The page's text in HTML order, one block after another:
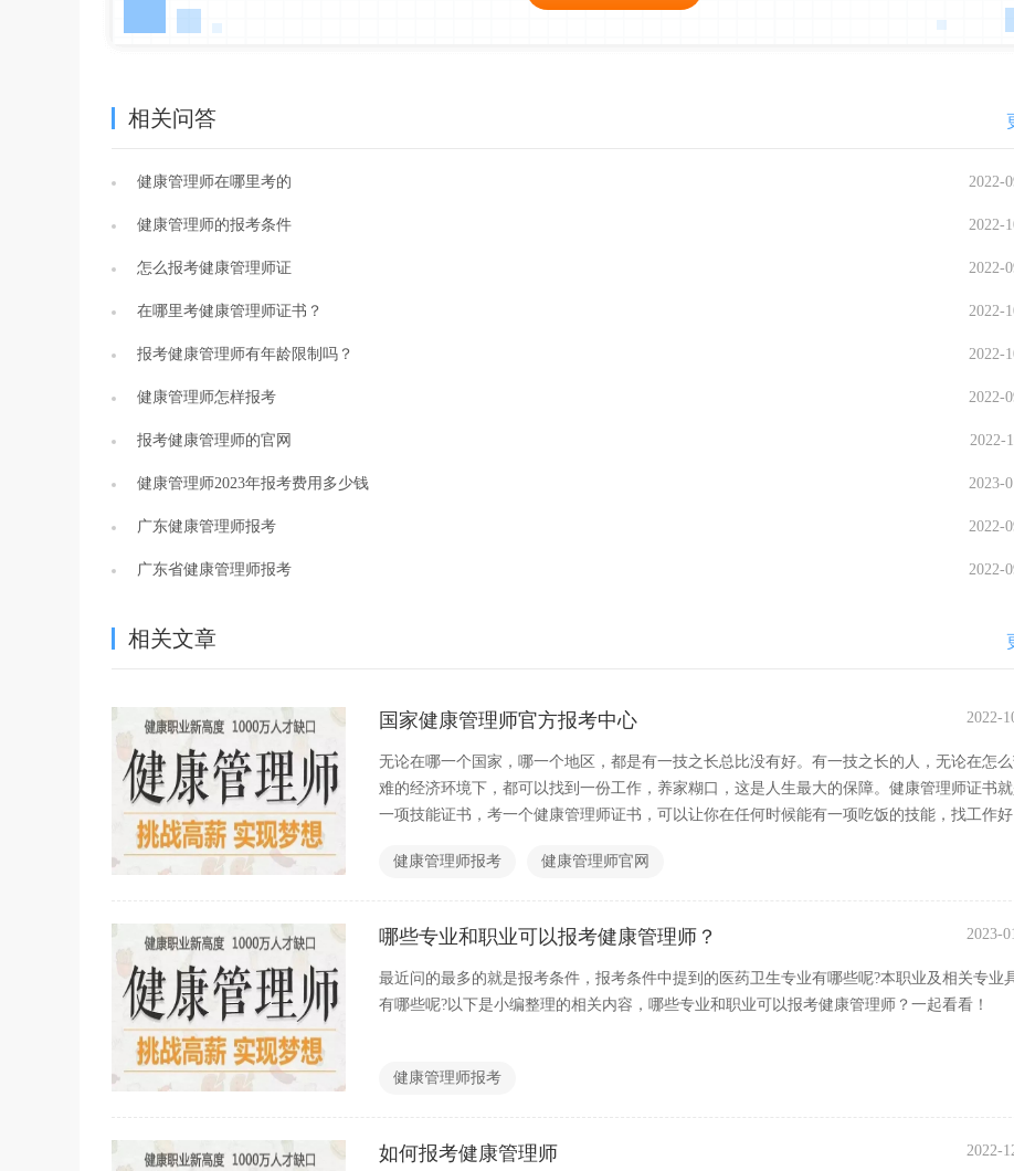
相关问答
健康管理师在哪里考的 2022-
健康管理师的报考条件 2022-
怎么报考健康管理师证 2022-
在哪里考健康管理师证书？ 2022-
报考健康管理师有年龄限制吗？ 2022-
健康管理师怎样报考 2022-
报考健康管理师的官网 2022-
健康管理师2023年报考费用多少钱 2023-
广东健康管理师报考 2022-
广东省健康管理师报考 2022-
相关文章
国家健康管理师官方报考中心 2022-
无论在哪一个国家，哪一个地区，都是有一技之长总比没有好。有一技之长的人，无论在怎
难的经济环境下，都可以找到一份工作，养家糊口，这是人生最大的保障。健康管理师证书
一项技能证书，考一个健康管理师证书，可以让你在任何时候能有一项吃饭的技能，找工作好
报考健康管理师，那么国家健康管理师官方报考中心在哪里呢？
健康管理师报考 健康管理师官网
哪些专业和职业可以报考健康管理师？ 2023-
最近问的最多的就是报考条件，报考条件中提到的医药卫生专业有哪些呢?本职业及相关专业
有哪些呢?以下是小编整理的相关内容，哪些专业和职业可以报考健康管理师？一起看看！
健康管理师报考
如何报考健康管理师 2022-